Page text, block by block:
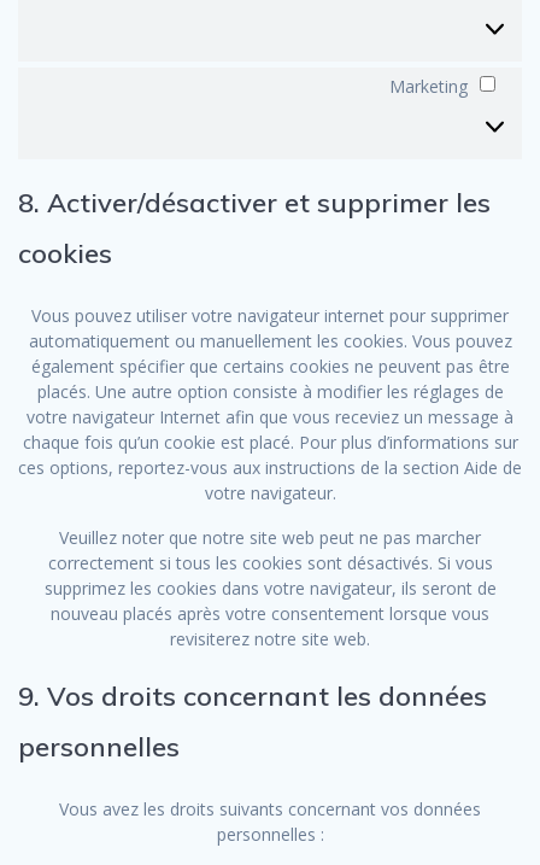
Marketing
8. Activer/désactiver et supprimer les
cookies
Vous pouvez utiliser votre navigateur internet pour supprimer
automatiquement ou manuellement les cookies. Vous pouvez
également spécifier que certains cookies ne peuvent pas être
placés. Une autre option consiste à modifier les réglages de
votre navigateur Internet afin que vous receviez un message à
chaque fois qu’un cookie est placé. Pour plus d’informations sur
ces options, reportez-vous aux instructions de la section Aide de
votre navigateur.
Veuillez noter que notre site web peut ne pas marcher
correctement si tous les cookies sont désactivés. Si vous
supprimez les cookies dans votre navigateur, ils seront de
nouveau placés après votre consentement lorsque vous
revisiterez notre site web.
9. Vos droits concernant les données
personnelles
Vous avez les droits suivants concernant vos données
personnelles :